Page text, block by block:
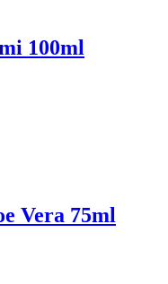
100ml
Vera 75ml